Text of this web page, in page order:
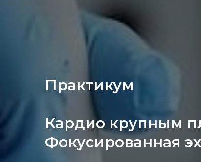
Практикум
Кардио крупным
Фокусированная